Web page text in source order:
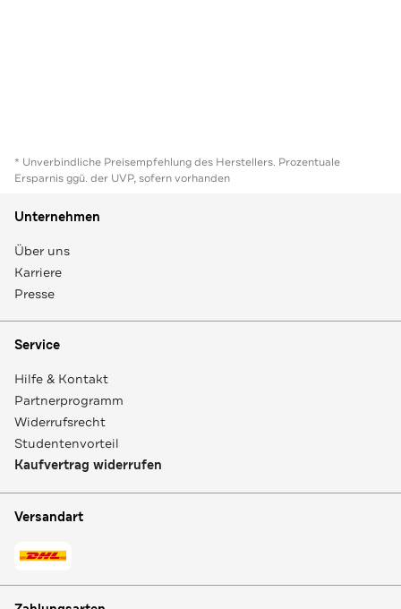
* Unverbindliche Preisempfehlung des Herstellers. Prozentuale
Ersparnis ggü. der UVP, sofern vorhanden
Unternehmen
Über uns
Karriere
Presse
Service
Hilfe & Kontakt
Partnerprogramm
Widerrufsrecht
Studentenvorteil
Kaufvertrag widerrufen
Versandart